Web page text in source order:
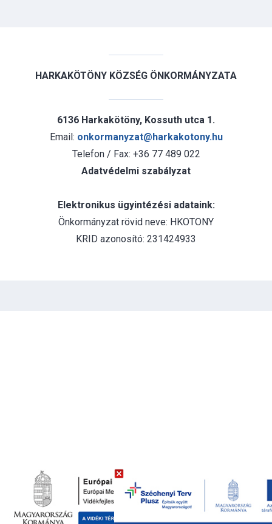
HARKAKÖTÖNY KÖZSÉG ÖNKORMÁNYZATA
6136 Harkakötöny, Kossuth utca 1.
Email: onkormanyzat@harkakotony.hu
Telefon / Fax: +36 77 489 022
Adatvédelmi szabályzat
Elektronikus ügyintézési adataink:
Önkormányzat rövid neve: HKOTONY
KRID azonosító: 231424933